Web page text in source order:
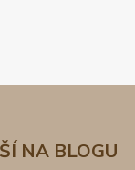
NA BLOGU